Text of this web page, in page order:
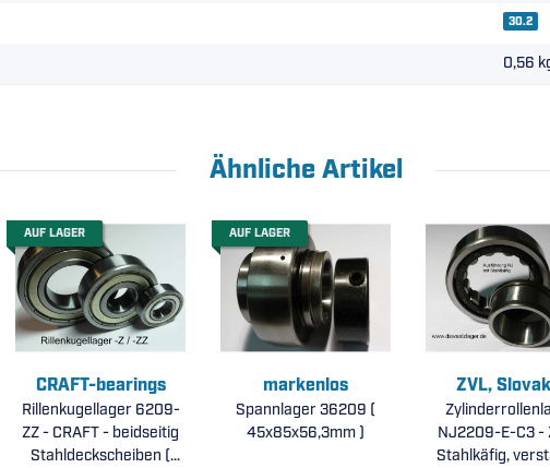
30.2
0,56
Ähnliche Artikel
AUF LAGER
CRAFT-bearings
Rillenkugellager 6209-
ZZ - CRAFT - beidseitig
Stahldeckscheiben (
AUF LAGER
markenlos
Spannlager 36209 (
45x85x56,3mm )
ZVL,
NJ2209-E-C3 -
Stahlkäfig,